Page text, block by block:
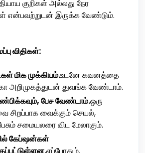
குறிகள் அல்லது நேர
இருக்க வேண்டும்.
விதிகள்:
மிக முக்கியம்.உடனே கவனத்தை
அறிமுகத்துடன் துவங்க வேண்டாம்.
பேச வேண்டாம்.ஒரு
சிறப்பாக வைக்கும் செயல்,
சமையலரை விட மேலாகும்.
கேப்ஷன்கள்